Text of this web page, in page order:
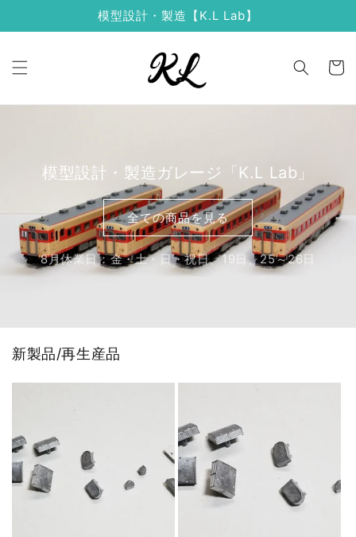
進む
模型設計・製造【K.L Lab】
ー
模型設計・製造ガレージ「K.L Lab」
全ての商品を見る
8月休業日：金・土・日・祝日、19日、25～26日
新製品/再生産品